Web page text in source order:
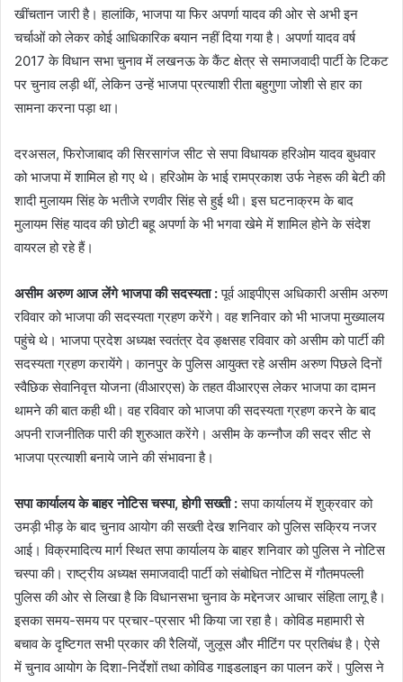
खींचतान जारी है। हालांकि, भाजपा या फिर अपर्णा यादव की ओर से अभी इन
चर्चाओं को लेकर कोई आधिकारिक बयान नहीं दिया गया है। अपर्णा यादव वर्ष
2017 के विधान सभा चुनाव में लखनऊ के कैंट क्षेत्र से समाजवादी पार्टी के टिकट
पर चुनाव लड़ी थीं, लेकिन उन्हें भाजपा प्रत्याशी रीता बहुगुणा जोशी से हार का
सामना करना पड़ा था।
दरअसल, फिरोजाबाद की सिरसागंज सीट से सपा विधायक हरिओम यादव बुधवार
को भाजपा में शामिल हो गए थे। हरिओम के भाई रामप्रकाश उर्फ नेहरू की बेटी की
शादी मुलायम स‍िंह के भतीजे रणवीर सि‍ंह से हुई थी। इस घटनाक्रम के बाद
मुलायम सि‍ंह यादव की छोटी बहू अपर्णा के भी भगवा खेमे में शामिल होने के संदेश
वायरल हो रहे हैं।
असीम अरुण आज लेंगे भाजपा की सदस्यता :पूर्व आइपीएस अधिकारी असीम अरुण
रविवार को भाजपा की सदस्यता ग्रहण करेंगे। वह शनिवार को भी भाजपा मुख्यालय
पहुंचे थे। भाजपा प्रदेश अध्यक्ष स्वतंत्र देव ङ्क्षसह रविवार को असीम को पार्टी की
सदस्यता ग्रहण करायेंगे। कानपुर के पुलिस आयुक्त रहे असीम अरुण पिछले दिनों
स्वैछिक सेवानिवृत्त योजना (वीआरएस) के तहत वीआरएस लेकर भाजपा का दामन
थामने की बात कही थी। वह रविवार को भाजपा की सदस्यता ग्रहण करने के बाद
अपनी राजनीतिक पारी की शुरुआत करेंगे। असीम के कन्नौज की सदर सीट से
भाजपा प्रत्याशी बनाये जाने की संभावना है।
सपा कार्यालय के बाहर नोटिस चस्पा, होगी सख्ती :सपा कार्यालय में शुक्रवार को
उमड़ी भीड़ के बाद चुनाव आयोग की सख्ती देख शनिवार को पुलिस सक्रिय नजर
आई। विक्रमादित्य मार्ग स्थित सपा कार्यालय के बाहर शनिवार को पुलिस ने नोटिस
चस्पा की। राष्ट्रीय अध्यक्ष समाजवादी पार्टी को संबोधित नोटिस में गौतमपल्ली
पुलिस की ओर से लिखा है कि विधानसभा चुनाव के मद्देनजर आचार संहिता लागू है।
इसका समय-समय पर प्रचार-प्रसार भी किया जा रहा है। कोविड महामारी से
बचाव के दृष्टिगत सभी प्रकार की रैलियों, जुलूस और मीटिंग पर प्रतिबंध है। ऐसे
में चुनाव आयोग के दिशा-निर्देशों तथा कोविड गाइडलाइन का पालन करें। पुलिस ने